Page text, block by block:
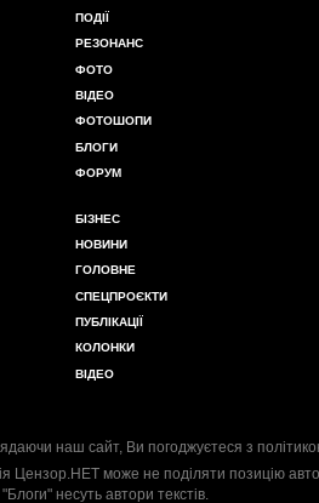
ПОДІЇ
РЕЗОНАНС
ФОТО
ВІДЕО
ФОТОШОПИ
БЛОГИ
ФОРУМ
БІЗНЕС
НОВИНИ
ГОЛОВНЕ
СПЕЦПРОЄКТИ
ПУБЛІКАЦІЇ
КОЛОНКИ
ВІДЕО
наш сайт, Ви погоджуєтеся з
Цензор.НЕТ може не поділяти позицію
"Блоги" несуть автори текстів.